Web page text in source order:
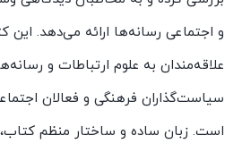
و اجتماعی رسانه‌ها ارائه می‌دهد. این
علاقه‌مندان به علوم ارتباطات و
سیاست‌گذاران فرهنگی و فعالان
است. زبان ساده و ساختار منظم کتاب،